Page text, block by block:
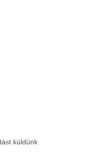
küldünk